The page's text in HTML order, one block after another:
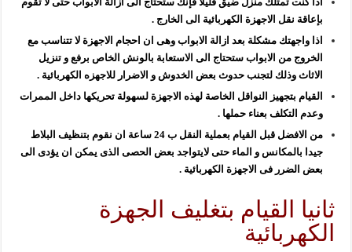
بإعاقة نقل الاجهزة الكهربائية الى الخارج .
اذا واجهتك مشكلة بعد ازالة الابواب وهى ان احجام الاجهزة لا تتناسب مع
الخروج من الابواب ستحتاج الى الاستعابة بالونش الخاص برفع و تنزيل
الاثاث وذلك لتجنب حدوث بعض الخدوش و الاضرار للاجهزه الكهربائية .
القيام بتجهيز النواقل الخاصة لهذه الاجهزة لسهولة تحريكها داخل الممرات
وعدم التكلف بعناء حملها .
من الافضل قبل القيام بعملية النقل ب 24 ساعة ان نقوم بتنظيف البلاط
جيدا بالمكانس و الماء حتى لايتواجد بعض الحصى الذى يمكن ان يؤدى الى
بعض الضرر فى الاجهزة الكهربائية .
ثانيا القيام بتغليف الجهزة
الكهربائية